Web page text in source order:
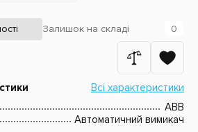
Залишок на складі 0
Всі характеристики
ABB
Автоматичний вимикач